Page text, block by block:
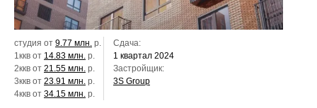
студия от 9.77 млн. р.
1ккв от 14.83 млн. р.
2ккв от 21.55 млн. р.
3ккв от 23.91 млн. р.
4ккв от 34.15 млн. р.
Сдача:
1 квартал 2024
Застройщик:
3S Grouр